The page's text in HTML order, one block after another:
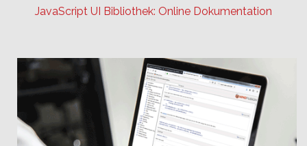
JavaScript UI Bibliothek: Online Dokumentation